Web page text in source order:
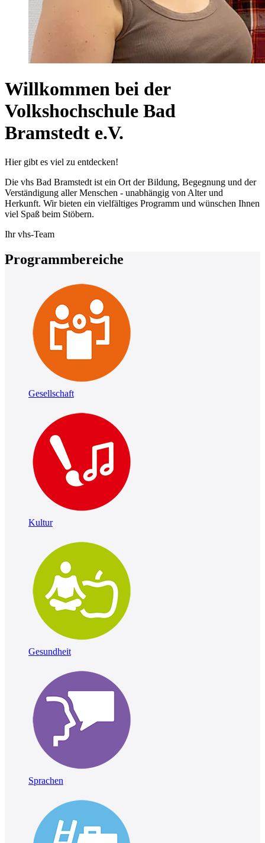
Willkommen bei der
Volkshochschule Bad
Bramstedt e.V.
Hier gibt es viel zu entdecken!
Die vhs Bad Bramstedt ist ein Ort der Bildung, Begegnung und der
Verständigung aller Menschen - unabhängig von Alter und
Herkunft. Wir bieten ein vielfältiges Programm und wünschen Ihnen
viel Spaß beim Stöbern.
Ihr vhs-Team
Programmbereiche
Gesellschaft
Kultur
Gesundheit
Sprachen